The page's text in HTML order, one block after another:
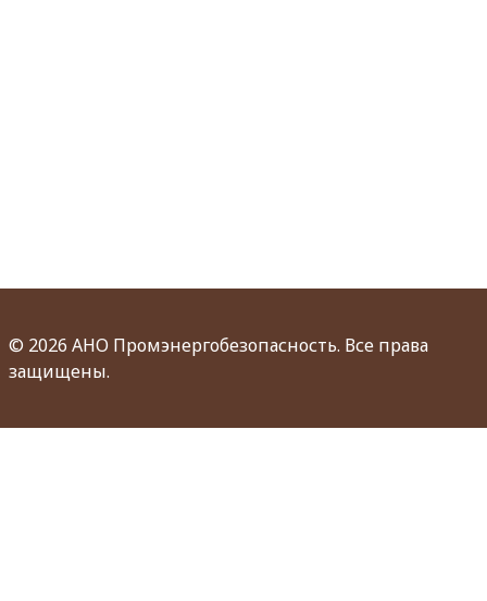
© 2026 АНО Промэнергобезопасность. Все права
защищены.